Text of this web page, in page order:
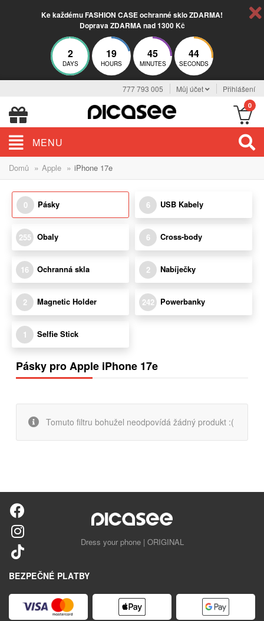
Ke každému FASHION CASE ochranné sklo ZDARMA!
Doprava ZDARMA nad 1300 Kč
2
DAYS
19
HOURS
45
MINUTES
44
SECONDS
777 793 005 Můj účet Přihlášení
0
MENU
Domů » Apple » iPhone 17e
0 Pásky 6 USB Kabely
255 Obaly 6 Cross-body
16 Ochranná skla 2 Nabíječky
2 Magnetic Holder 242 Powerbanky
1 Selfie Stick
Pásky pro Apple iPhone 17e
Tomuto filtru bohužel neodpovídá žádný produkt :(
Dress your phone | ORIGINAL
BEZPEČNÉ PLATBY